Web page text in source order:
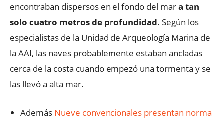
encontraban dispersos en el fondo del mara tan
solo cuatro metros de profundidad. Según los
especialistas de la Unidad de Arqueología Marina de
la AAI, las naves probablemente estaban ancladas
cerca de la costa cuando empezó una tormenta y se
las llevó a alta mar.
Además Nueve convencionales presentan norma